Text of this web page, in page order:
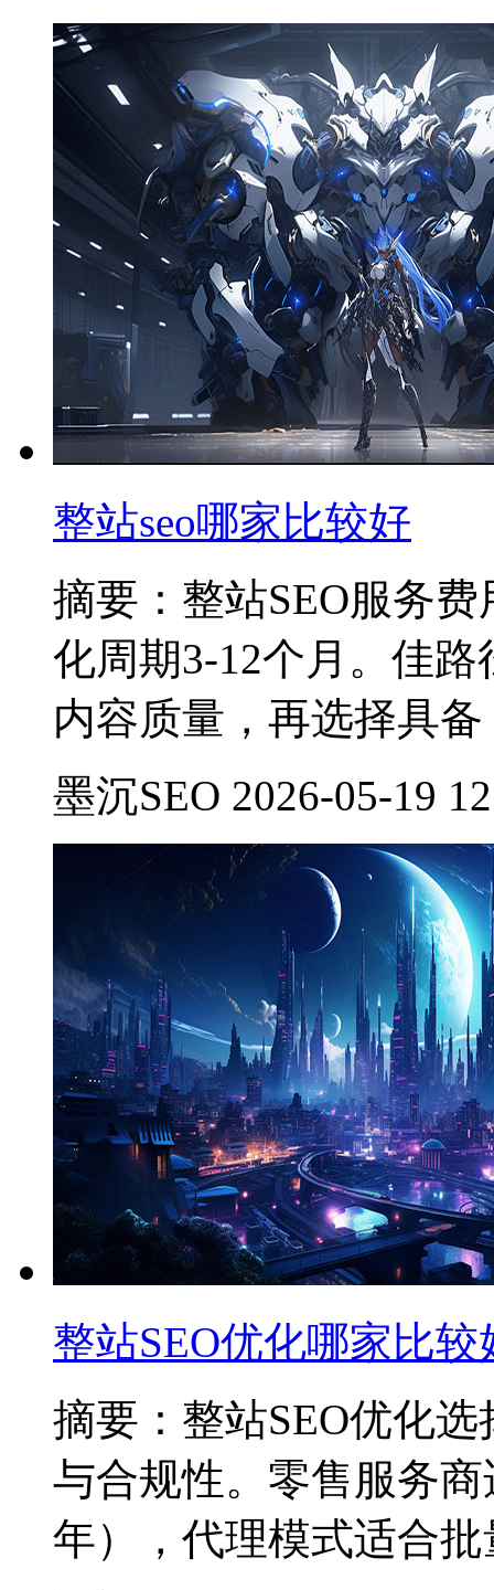
整站seo哪家比较好
摘要：整站SEO服务
化周期3-12个月。佳
内容质量，再选择具备
墨沉SEO 2026-05-19
整站SEO优化哪家比较
摘要：整站SEO优化
与合规性。零售服务
年），代理模式适合